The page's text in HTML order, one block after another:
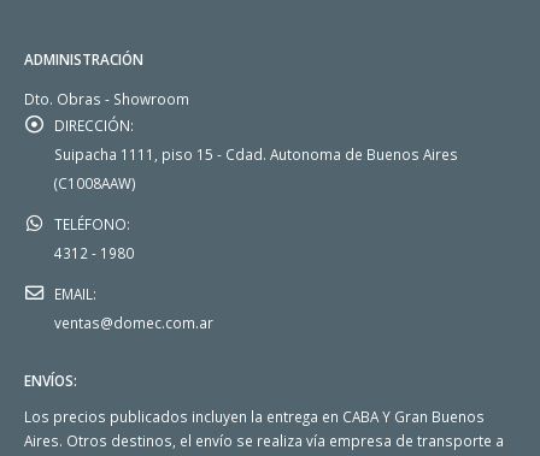
ADMINISTRACIÓN
Dto. Obras - Showroom
DIRECCIÓN:
Suipacha 1111, piso 15 - Cdad. Autonoma de Buenos Aires
(C1008AAW)
TELÉFONO:
4312 - 1980
EMAIL:
ventas@domec.com.ar
ENVÍOS:
Los precios publicados incluyen la entrega en CABA Y Gran Buenos
Aires. Otros destinos, el envío se realiza vía empresa de transporte a